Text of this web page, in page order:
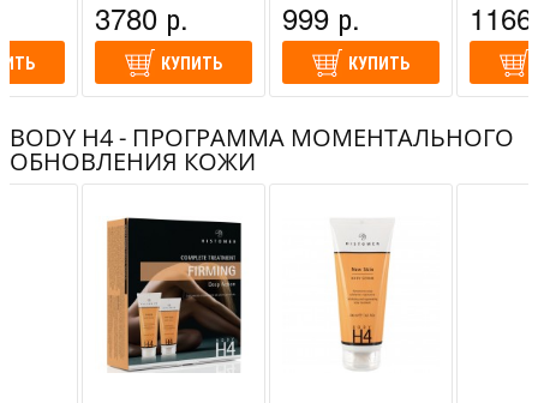
Рекомендуется использовать и во время переходного
подросткового возраста, когда изменение фигуры
повышает риск появления растяжек.
Идеально для укрепления и тонизации тканей, в частности
3780 р.
КУПИТЬ
999 р.
КУПИТЬ
BODY H4 - ПРОГРАММА МОМЕНТАЛЬНОГО
ОБНОВЛЕНИЯ КОЖИ